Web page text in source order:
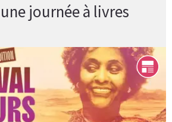
une journée à livres